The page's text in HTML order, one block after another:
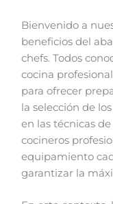
Bienvenido a
beneficios del
chefs. Todos
cocina
para ofrecer
la selección de
en las técnicas
cocineros
equipamiento
garantizar la